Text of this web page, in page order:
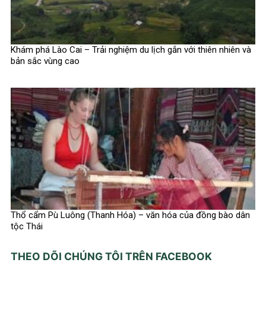
Khám phá Lào Cai – Trải nghiệm du lịch gắn với thiên nhiên và
bản sắc vùng cao
Thổ cẩm Pù Luông (Thanh Hóa) – văn hóa của đồng bào dân
tộc Thái
THEO DÕI CHÚNG TÔI TRÊN FACEBOOK